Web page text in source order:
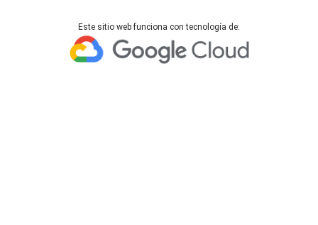
Este sitio web funciona con tecnología de: